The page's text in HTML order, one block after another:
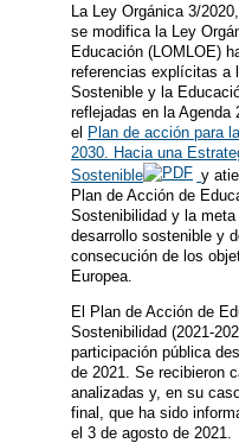
La Ley Orgánica 3/
se modifica la Ley
Educación (LOMLOE)
referencias explícitas a
Sostenible y la
reflejadas en la
el Plan de acción para
2030. Hacia una
Sostenible
y
Plan de Acción de
Sostenibilidad y la
desarrollo sostenible y
consecución de los
Europea.
El Plan de Acción de
Sostenibilidad (2021-
participación pública
de 2021. Se recibieron
analizadas y, en su
final, que ha sido
el 3 de agosto de 2021.